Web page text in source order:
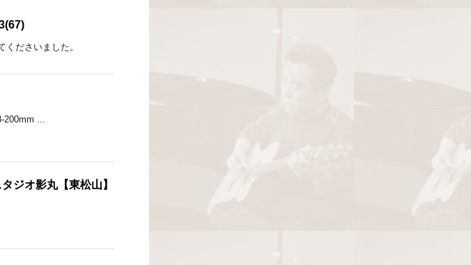
ださいました。
200mm ...
ジオ影丸【東松山】